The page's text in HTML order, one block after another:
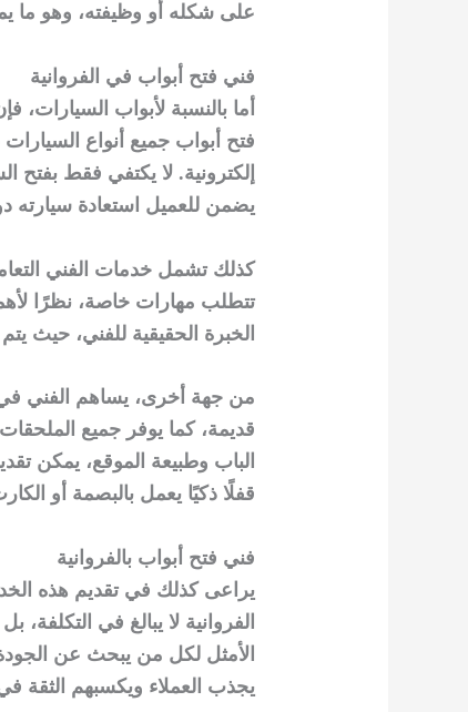
على شكله أو وظيفته، وهو ما
فني فتح أبواب في الفروانية
أما بالنسبة لأبواب
فتح أبواب جميع أنواع السيارات
إلكترونية. لا يكتفي فقط بفتح
يضمن للعميل استعادة سيارته
كذلك تشمل خدمات الفني
تتطلب مهارات خاصة، نظرًا
الخبرة الحقيقية للفني، حيث
من جهة أخرى، يساهم الفني في
قديمة، كما يوفر جميع
الباب وطبيعة الموقع، يمكن
قفلًا ذكيًا يعمل بالبصمة أو
فني فتح أبواب بالفروانية
يراعى كذلك في تقديم هذه
الفروانية لا يبالغ في
الأمثل لكل من يبحث عن
يجذب العملاء ويكسبهم الثقة